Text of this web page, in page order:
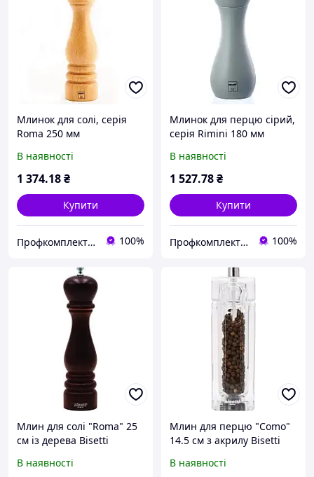
Млинок для солі, серія
Roma 250 мм
В наявності
1 374.18₴
Купити
Профкомплект - Сервіс 100%
Млинок для перцю сірий,
серія Rimini 180 мм
В наявності
1 527.78₴
Купити
Профкомплект - Сервіс 100%
Млин для солі "Roma" 25
см із дерева Bisetti
В наявності
Млин для перцю "Como"
14.5 см з акрилу Bisetti
В наявності